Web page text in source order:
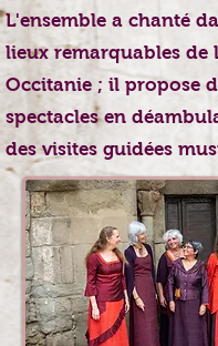
L'ensemble a chanté
lieux remarquables de
Occitanie ; il propose
spectacles en
des visites guidées